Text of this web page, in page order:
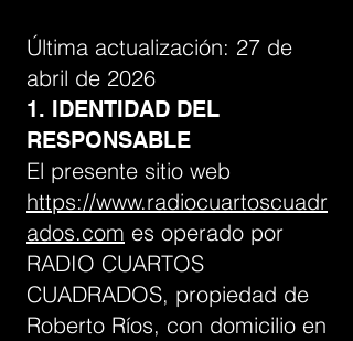
Última actualización: 27 de
abril de 2026
1. IDENTIDAD DEL
RESPONSABLE
El presente sitio web
https://www.radiocuartoscuadr
ados.com es operado por
RADIO CUARTOS
CUADRADOS, propiedad de
Roberto Ríos, con domicilio en